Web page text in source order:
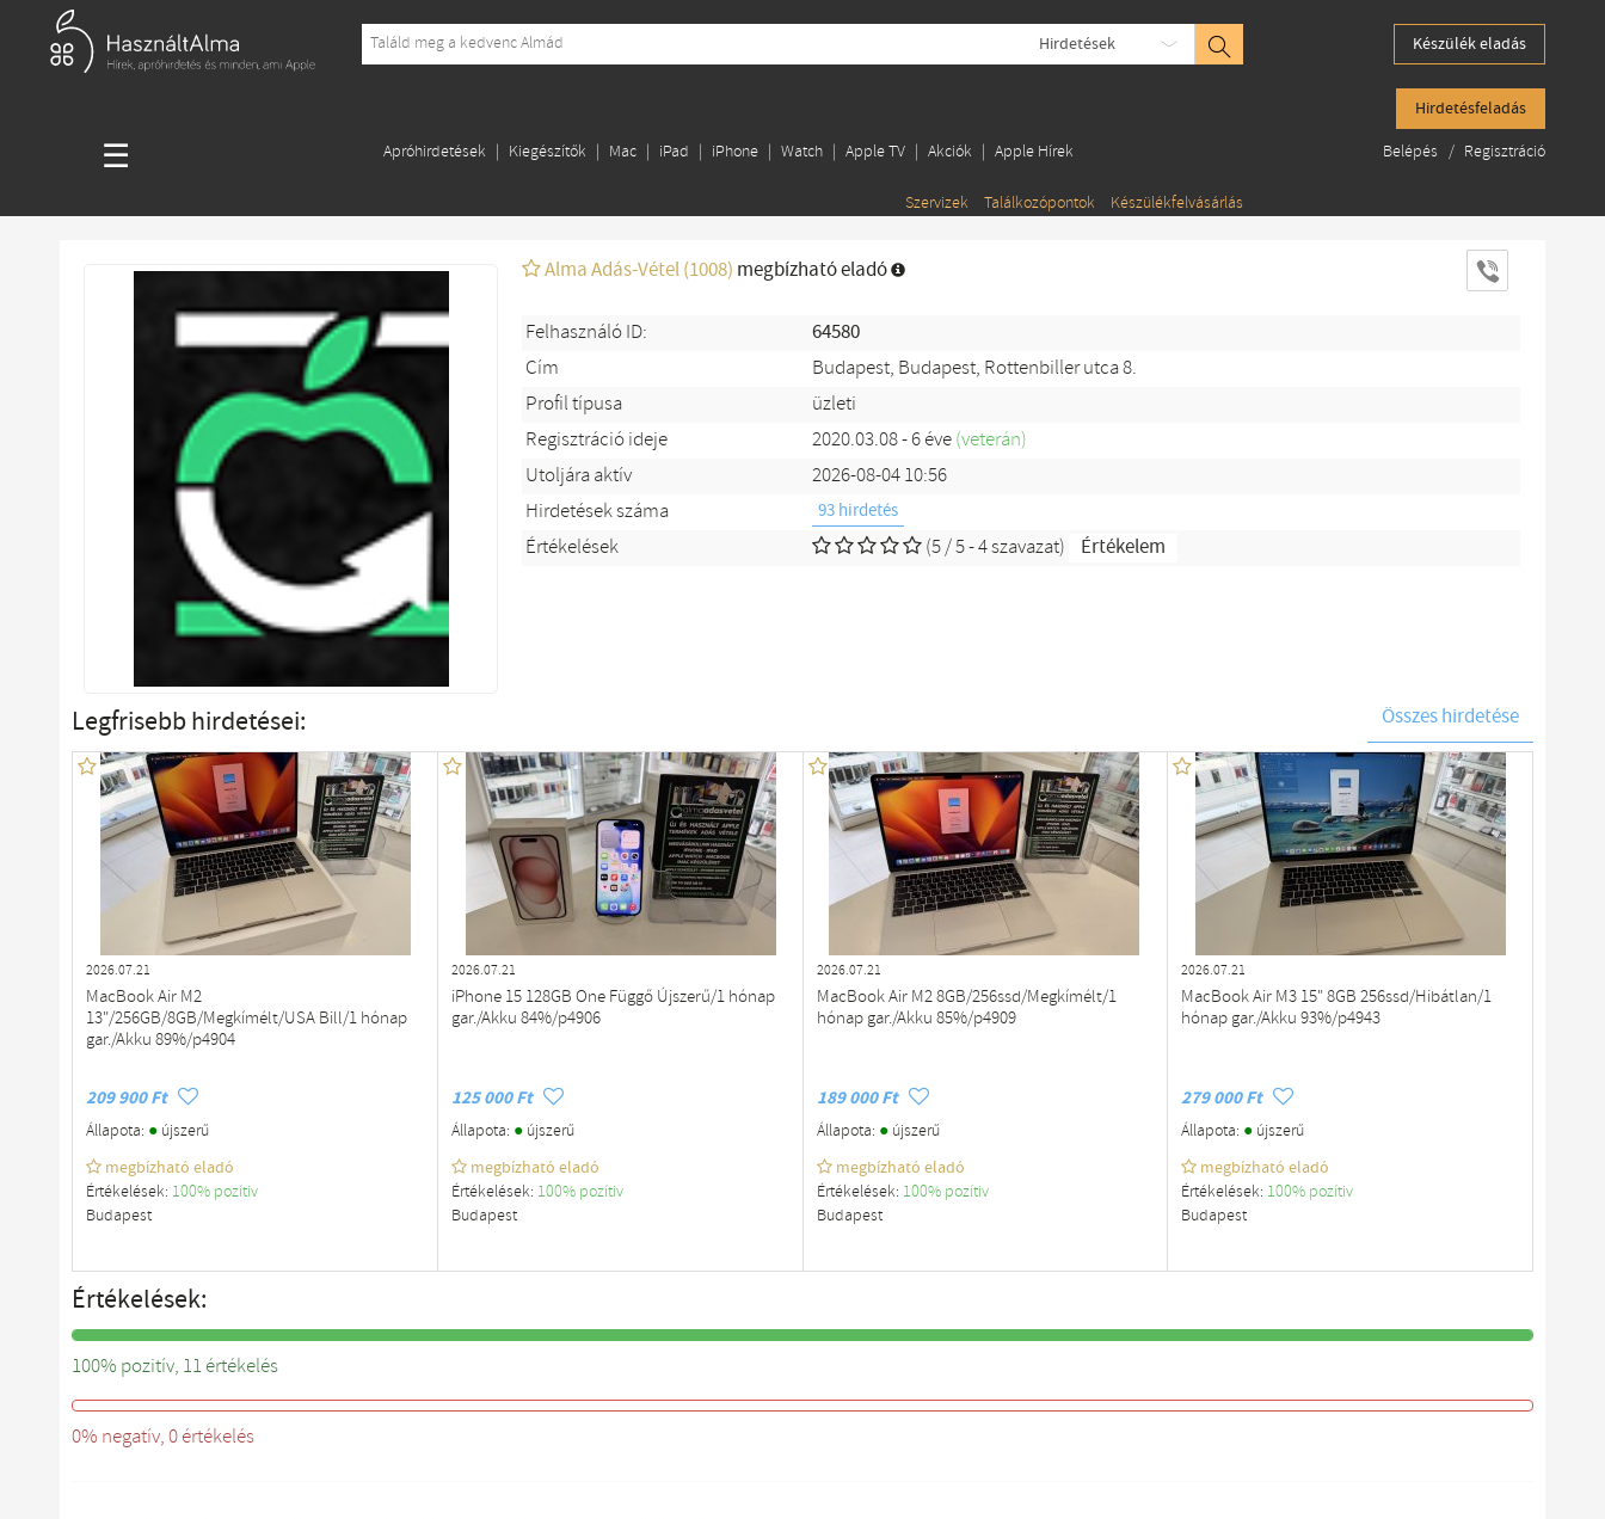
Hirdetések Készülék eladás
Hirdetésfeladás
☰ Apróhirdetések Kiegészítők Mac iPad iPhone Watch Apple TV Akciók Apple Hírek
Szervizek Találkozópontok Készülékfelvásárlás
Belépés / Regisztráció
Alma Adás-Vétel (1008) megbízható eladó
Felhasználó ID:
64580
Cím
Budapest, Budapest, Rottenbiller utca 8.
Profil típusa
üzleti
Regisztráció ideje
2020.03.08 - 6 éve(veterán)
Utoljára aktív
2026-08-04 10:56
Hirdetések száma
93 hirdetés
Értékelések (5 / 5 - 4 szavazat) Értékelem
Összes hirdetése
Legfrisebb hirdetései:
2026.07.21
MacBook Air M2
13"/256GB/8GB/Megkímélt/USA Bill/1 hónap
gar./Akku 89%/p4904
209 900 Ft
Állapota: ● újszerű
megbízható eladó
Értékelések: 100% pozítiv
Budapest
2026.07.21
iPhone 15 128GB One Függő Újszerű/1 hónap
gar./Akku 84%/p4906
125 000 Ft
Állapota: ●újszerű
megbízható eladó
Értékelések: 100% pozítiv
Budapest
2026.07.21
MacBook Air M2 8GB/256ssd/Megkímélt/1
hónap gar./Akku 85%/p4909
189 000 Ft
Állapota: ●újszerű
megbízható eladó
Értékelések: 100% pozítiv
Budapest
2026.07.21
MacBook Air M3 15" 8GB 256ssd/Hibátlan/1
hónap gar./Akku 93%/p4943
279 000 Ft
Állapota: ● újszerű
megbízható eladó
Értékelések: 100% pozítiv
Budapest
Értékelések:
100%
100% pozitív, 11 értékelés
0%
0% negatív, 0 értékelés